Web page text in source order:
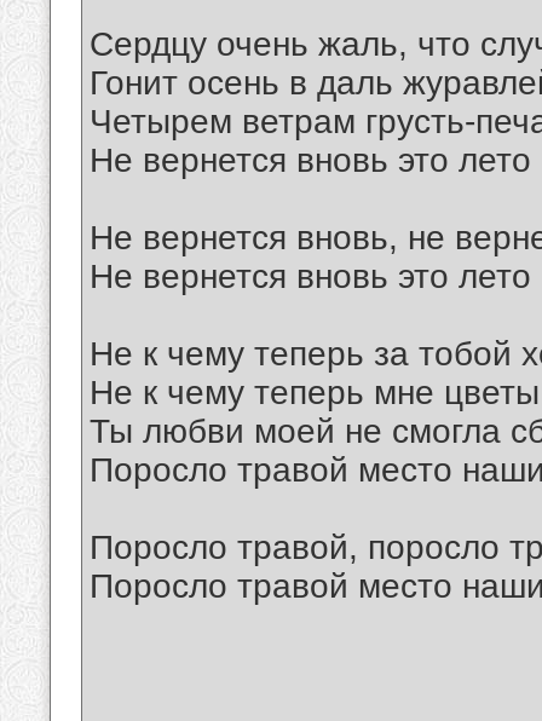
Сердцу очень жаль, что
Гонит осень в даль
Четырем ветрам грусть-
Не вернется вновь это
Не вернется вновь, не
Не вернется вновь это
Не к чему теперь за тобой
Не к чему теперь мне
Ты любви моей не смогла
Поросло травой место
Поросло травой, поросло
Поросло травой место